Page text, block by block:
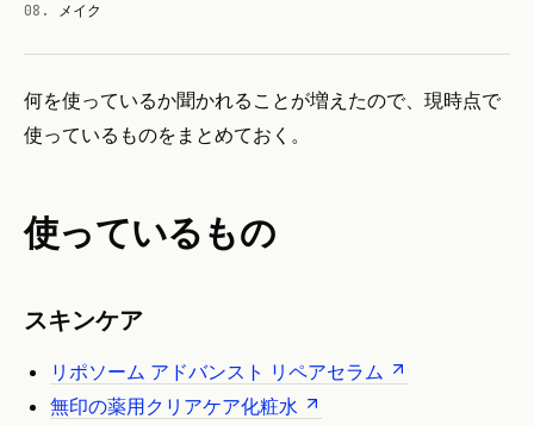
08 . メイク
何を使っているか聞かれることが増えたので、現時点で
使っているものをまとめておく。
使っているもの
スキンケア
リポソーム アドバンスト リペアセラム
無印の薬用クリアケア化粧水